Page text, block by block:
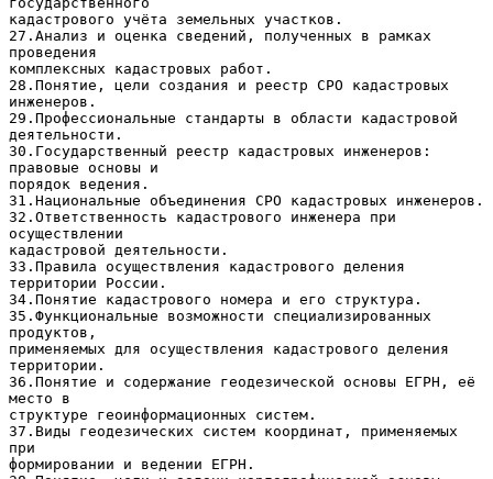
кадастрового учёта земельных участков.
27.Анализ и оценка сведений, полученных в рамках
проведения
комплексных кадастровых работ.
28.Понятие, цели создания и реестр СРО кадастровых
инженеров.
29.Профессиональные стандарты в области кадастровой
деятельности.
30.Государственный реестр кадастровых инженеров:
правовые основы и
порядок ведения.
31.Национальные объединения СРО кадастровых инженеров.
32.Ответственность кадастрового инженера при
осуществлении
кадастровой деятельности.
33.Правила осуществления кадастрового деления
территории России.
34.Понятие кадастрового номера и его структура.
35.Функциональные возможности специализированных
продуктов,
применяемых для осуществления кадастрового деления
территории.
36.Понятие и содержание геодезической основы ЕГРН, её
место в
структуре геоинформационных систем.
37.Виды геодезических систем координат, применяемых
при
формировании и ведении ЕГРН.